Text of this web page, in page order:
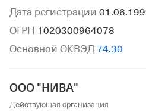
Дата регистрации
ОГРН 1020300964078
Основной ОКВЭД 74.30
ООО "НИВА"
Действующая организация